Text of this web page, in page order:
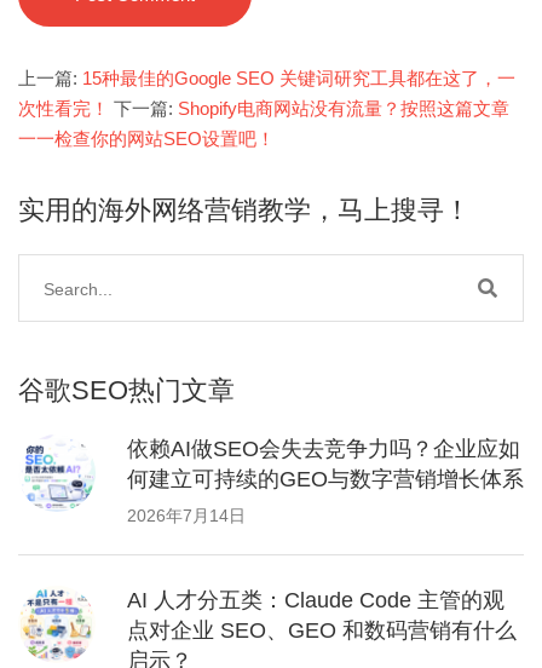
上一篇: 15种最佳的Google SEO 关键词研究工具都在这了，一
次性看完！ 下一篇: Shopify电商网站没有流量？按照这篇文章
一一检查你的网站SEO设置吧！
实用的海外网络营销教学，马上搜寻！
谷歌SEO热门文章
依赖AI做SEO会失去竞争力吗？企业应如
何建立可持续的GEO与数字营销增长体系
2026年7月14日
AI 人才分五类：Claude Code 主管的观
点对企业 SEO、GEO 和数码营销有什么
启示？